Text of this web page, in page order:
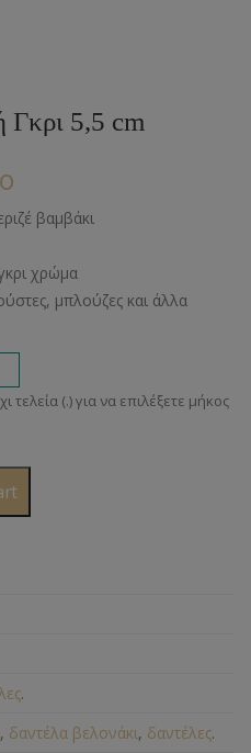
Γκρι 5,5 cm
βαμβάκι
χρώμα
μπλούζες και άλλα
.
, δαντέλα βελονάκι, δαντέλες.